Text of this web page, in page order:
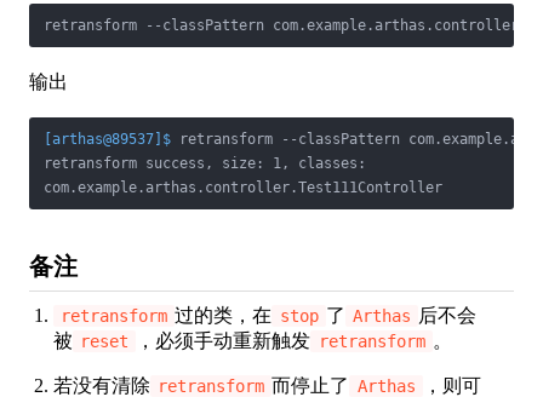
retransform --classPattern
输出
[arthas@89537]$ retransform --classPattern
retransform success, size: 1, classes:
com.example.arthas.controller.Test111Controller
备注
retransform 过的类，在 stop 了 Arthas 后不会
被 reset ，必须手动重新触发 retransform 。
若没有清除 retransform 而停止了 Arthas
，则可